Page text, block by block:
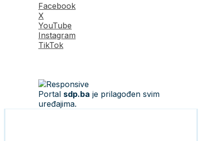
Facebook
X
YouTube
Instagram
TikTok
Portal sdp.ba je prilagođen svim
uređajima.